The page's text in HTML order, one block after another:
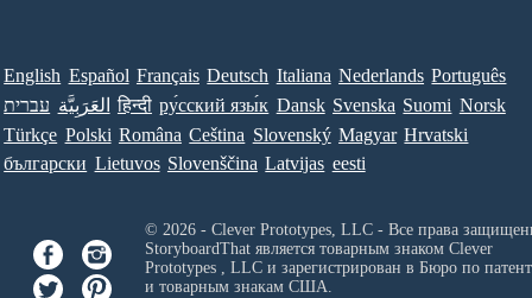
English Español Français Deutsch Italiana Nederlands Português
עברית العَرَبِيَّة हिन्दी ру́сский язы́к Dansk Svenska Suomi Norsk
Türkçe Polski Româna Ceština Slovenský Magyar Hrvatski
български Lietuvos Slovenščina Latvijas eesti
© 2026 - Clever Prototypes, LLC - Все права
StoryboardThat является товарным знаком Clever
Prototypes , LLCи зарегистрирован в Бюро по
и товарным знакам США.